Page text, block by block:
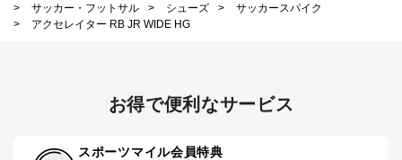
>
サッカー・フットサル > シューズ >
サッカースパイク
>
アクセレイター RB JR WIDE HG
お得で便利なサービス
スポーツマイル会員特典